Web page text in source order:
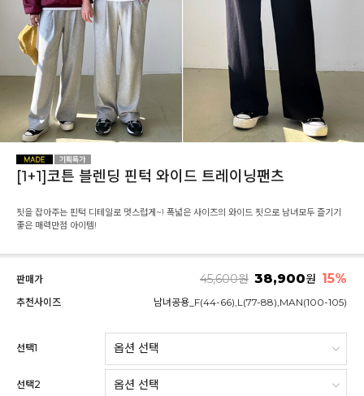
[1+1]코튼 블렌딩 핀턱 와이드 트레이닝팬츠
핏을 잡아주는 핀턱 디테일로 멋스럽게~! 폭넓은 사이즈의 와이드 핏으로 남녀모두 즐기기
좋은 매력만점 아이템!
판매가 45,600원 38,900원 15%
추천사이즈 남녀공용_F(44-66),L(77-88),MAN(100-105)
선택1
선택2